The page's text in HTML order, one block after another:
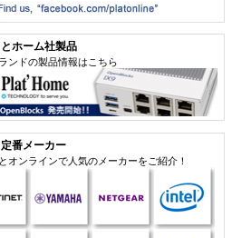
ホーム社製品
ンドの製品情報はこちら
番メーカー
オンラインで人気のメーカーをご紹介！